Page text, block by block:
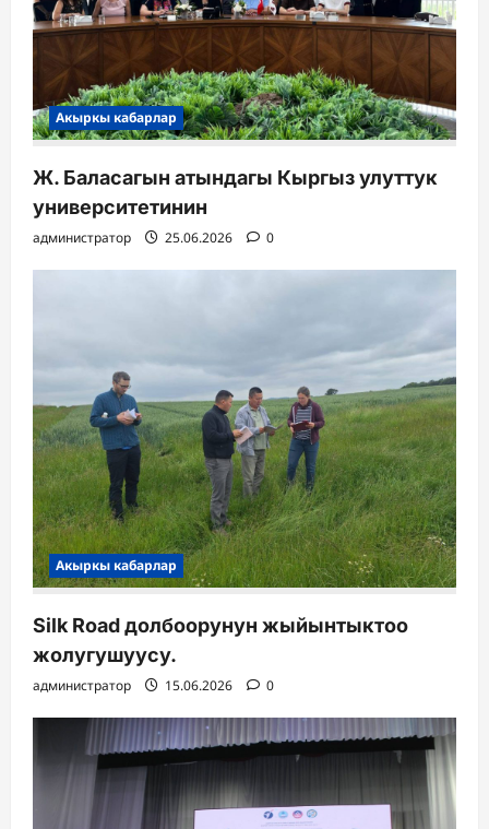
Акыркы кабарлар
Ж. Баласагын атындагы Кыргыз улуттук
университетинин
администратор 25.06.2026 0
Акыркы кабарлар
Silk Road долбоорунун жыйынтыктоо
жолугушуусу.
администратор 15.06.2026 0